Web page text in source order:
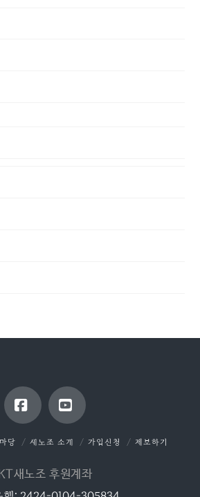
FacebookYouTube
당 새노조 소개 가입신청 제보하기
KT새노조 후원계좌